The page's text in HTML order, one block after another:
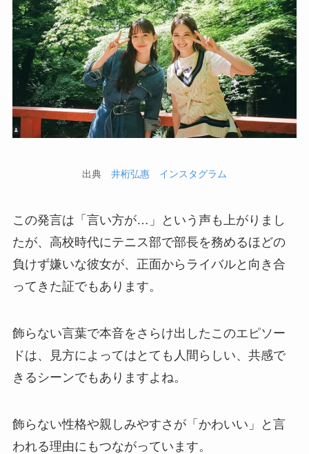
出典 井桁弘惠 インスタグラム
この発言は「言い方が…」という声も上がりまし
たが、高校時代にテニス部で部長を務めるほどの
負けず嫌いな彼女が、正面からライバルと向き合
ってきた証でもあります。
飾らない言葉で本音をさらけ出したこのエピソー
ドは、見方によってはとても人間らしい、共感で
きるシーンでもありますよね。
飾らない性格や親しみやすさが「かわいい」と言
われる理由にもつながっています。